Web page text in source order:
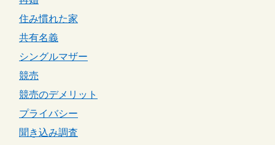
住み慣れた家
共有名義
シングルマザー
競売
競売のデメリット
プライバシー
聞き込み調査